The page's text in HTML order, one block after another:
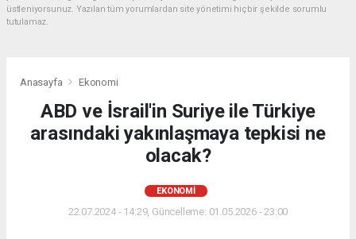
üstleniyorsunuz. Yazılan tüm yorumlardan site yönetimi hiçbir şekilde sorumlu
tutulamaz.
Anasayfa Ekonomi
ABD ve İsrail'in Suriye ile Türkiye
arasındaki yakınlaşmaya tepkisi ne
olacak?
EKONOMI
22.07.2024 - 14:29, Güncelleme: 01.05.2026 - 23:00